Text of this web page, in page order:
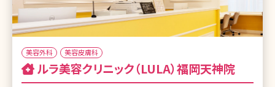
美容外科 美容皮膚科
ルラ美容クリニック（LULA）福岡天神院